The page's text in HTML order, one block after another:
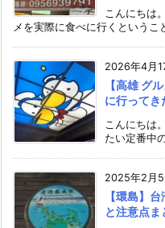
こんにちは
メを実際に食べに行くというこ
2026年4月
【高雄 グ
に行ってき
こんにちは
たい定番中
2025年2月5
【環島】
と注意点ま